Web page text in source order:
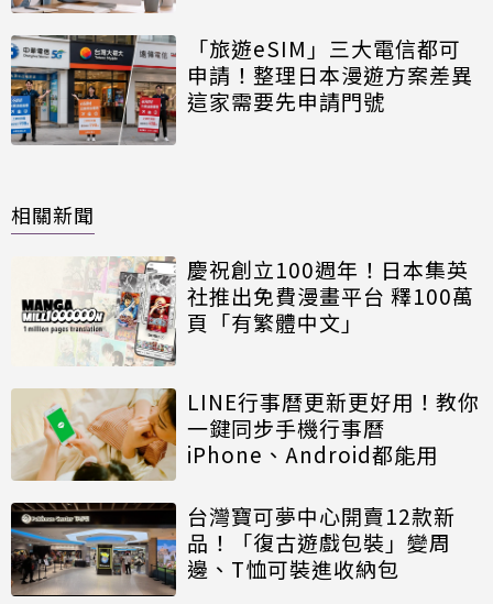
「旅遊eSIM」三大電信都可
申請！整理日本漫遊方案差異
這家需要先申請門號
相關新聞
慶祝創立100週年！日本集英
社推出免費漫畫平台 釋100萬
頁「有繁體中文」
LINE行事曆更新更好用！教你
一鍵同步手機行事曆
iPhone、Android都能用
台灣寶可夢中心開賣12款新
品！「復古遊戲包裝」變周
邊、T恤可裝進收納包